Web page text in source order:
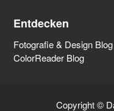
Entdecken
Fotografie & Design Blog
ColorReader Blog
Copyright ©